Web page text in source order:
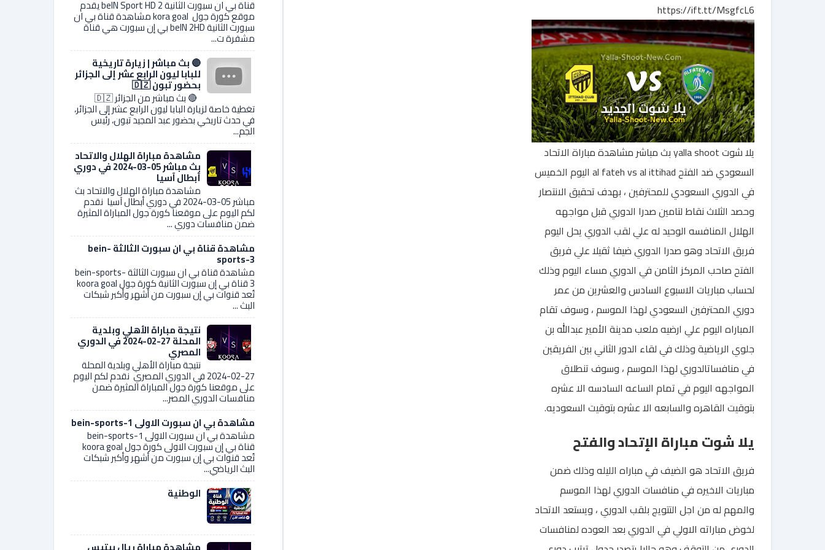
https://ift.tt/MsgfcL6
يلا شوت yalla shoot بث مباشر مشاهدة مباراة الاتحاد
السعودي ضد الفتح al fateh vs al ittihad اليوم الخميس
في الدوري السعودي للمحترفين ، بهدف تحقيق الانتصار
وحصد الثلاث نقاط لتامين صدرا الدوري قبل مواجهه
الهلال المنافسه الوحيد له علي لقب الدوري يحل اليوم
فريق الاتحاد وهو صدرا الدوري ضيفا ثقيلا علي فريق
الفتح صاحب المركز الثامن في الدوري مساء اليوم وذلك
لحساب مباريات الاسبوع السادس والعشرين من عمر
دوري المحترفين السعودي لهذا الموسم ، وسوف تقام
المباراه اليوم علي ارضيه ملعب مدينة الأمير عبدالله بن
جلوي الرياضية وذلك في لقاء الدور الثاني بين الفريقين
في منافساتالدوري لهذا الموسم ، وسوف تنطلاق
المواجهه اليوم في تمام الساعه السادسه الا عشره
بتوقيت القاهره والسابعه الا عشره بتوقيت السعوديه.
يلا شوت مباراة الإتحاد والفتح
فريق الاتحاد هو الضيف في مباراه الليله وذلك ضمن
مباريات الاخيره في منافسات الدوري لهذا الموسم
والمهم له من اجل التتويج بلقب الدوري ، ويستعد الاتحاد
لخوض مباراته الاولي في الدوري بعد العوده لمنافسات
قناة بي ان سبورت الثانية 2 beIN Sport HD يقدم
موقع كورة جول kora goal مشاهدة قناة بي ان
سبورت الثانية beIN 2HD بي إن سبورت هي قناة
مشفرة ت...
🔴 بث مباشر | زيارة تاريخية
للبابا ليون الرابع عشر إلى الجزائر
بحضور تبون 🇩🇿
🔴 بث مباشر من الجزائر 🇩🇿
تغطية خاصة لزيارة البابا ليون الرابع عشر إلى الجزائر،
في حدث تاريخي بحضور عبد المجيد تبون، رئيس
الجم...
مشاهدة مباراة الهلال والاتحاد
بث مباشر 05-03-2024 في دوري
أبطال آسيا
مشاهدة مباراة الهلال والاتحاد بث
مباشر 05-03-2024 في دوري أبطال آسيا نقدم
لكم اليوم على موقعنا كورة جول المباراة المثيرة
ضمن منافسات دوري ...
مشاهدة قناة بي ان سبورت الثالثة bein-
sports-3
مشاهدة قناة بي ان سبورت الثالثة bein-sports-
3 قناة بي إن سبورت الثانية كورة جول koora goal
تُعد قنوات بي إن سبورت من أشهر وأكبر شبكات
البث ...
نتيجة مباراة الأهلي وبلدية
المحلة 27-02-2024 في الدوري
المصري
نتيجة مباراة الأهلي وبلدية المحلة
27-02-2024 في الدوري المصري نقدم لكم اليوم
على موقعنا كورة جول المباراة المثيرة ضمن
منافسات الدوري المصر...
مشاهدة بي ان سبورت الاولى bein-sports-1
مشاهدة بي ان سبورت الاولى bein-sports-1
قناة بي إن سبورت الاولى كورة جول koora goal
تُعد قنوات بي إن سبورت من أشهر وأكبر شبكات
البث الرياضي...
الوطنية